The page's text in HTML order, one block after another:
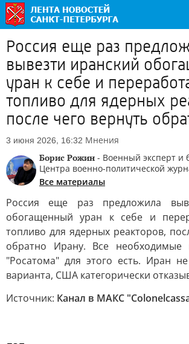
Россия еще раз
вывезти иранский
уран к себе и
топливо для ядерных
после чего вернуть
3 июня 2026, 16:32 Мнения
Борис Рожин - Военный эксперт и
Центра военно-политической
Все материалы
Россия еще раз предложила
обогащенный уран к себе и
топливо для ядерных реакторов,
обратно Ирану. Все необходимые
"Росатома" для этого есть. Иран
варианта, США категорически
Источник: Канал в МАКС